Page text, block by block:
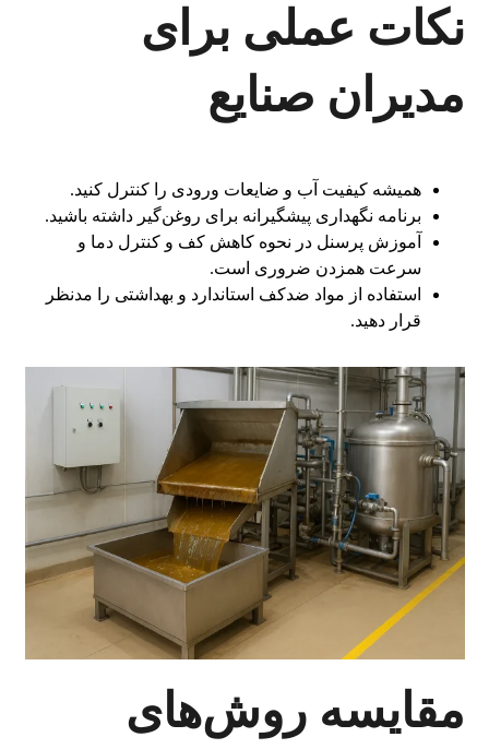
نکات عملی برای
مدیران صنایع
همیشه کیفیت آب و ضایعات ورودی را کنترل کنید.
برنامه نگهداری پیشگیرانه برای روغن‌گیر داشته باشید.
آموزش پرسنل در نحوه کاهش کف و کنترل دما و
سرعت همزدن ضروری است.
استفاده از مواد ضدکف استاندارد و بهداشتی را مدنظر
قرار دهید.
مقایسه روش‌های